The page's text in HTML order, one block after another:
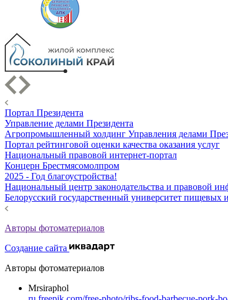
Портал Президента
Управление делами Президента
Агропромышленный холдинг Управления делами
Портал рейтинговой оценки качества оказания услуг
Национальный правовой интернет-портал
Концерн Брестмясомолпром
2025 - Год благоустройства!
Национальный центр законодательства и правовой
Белорусский государственный университет пищевых
Авторы фотоматериалов
Создание сайта
Авторы фотоматериалов
Mrsiraphol